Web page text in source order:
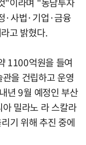
·사법·기업·금융
고 밝혔다.
1100억원을 들여
을 건립하고 운영
년 9월 예정인 부산
밀라노 라 스칼라
기 위해 추진 중에